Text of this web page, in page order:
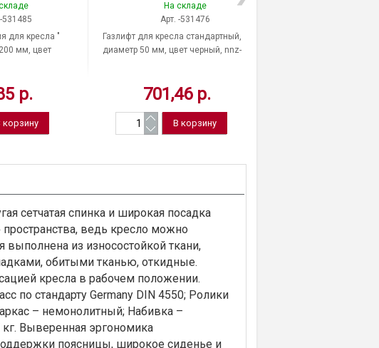
531485
для кресла "
мм, цвет
р.
На складе
Арт. -531476
Газлифт для кресла стандартный,
диаметр 50 мм, цвет черный, nnz-
701,46 р.
сетчатая спинка и широкая посадка
ведь кресло можно
из износостойкой ткани,
обитыми тканью, откидные.
кресла в рабочем положении.
по стандарту Germany DIN 4550; Ролики
– немонолитный; Набивка –
Выверенная эргономика
поясницы, широкое сиденье и